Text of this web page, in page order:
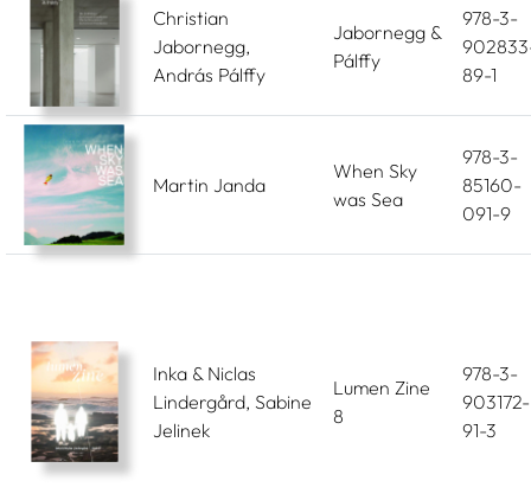
Christian
Jabornegg,
András Pálffy
Jabornegg &
Pálffy
978-3-
89-1
Martin Janda
When Sky
was Sea
978-3-
85160-
091-9
Inka & Niclas
Lindergård, Sabine
Jelinek
Lumen Zine
8
978-3-
903172-
91-3